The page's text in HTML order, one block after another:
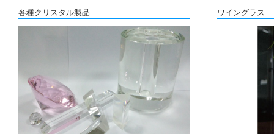
各種クリスタル製品 ワイングラス